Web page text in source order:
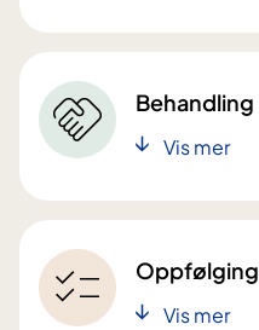
Behandling
Vis mer
Oppfølging
Vis mer